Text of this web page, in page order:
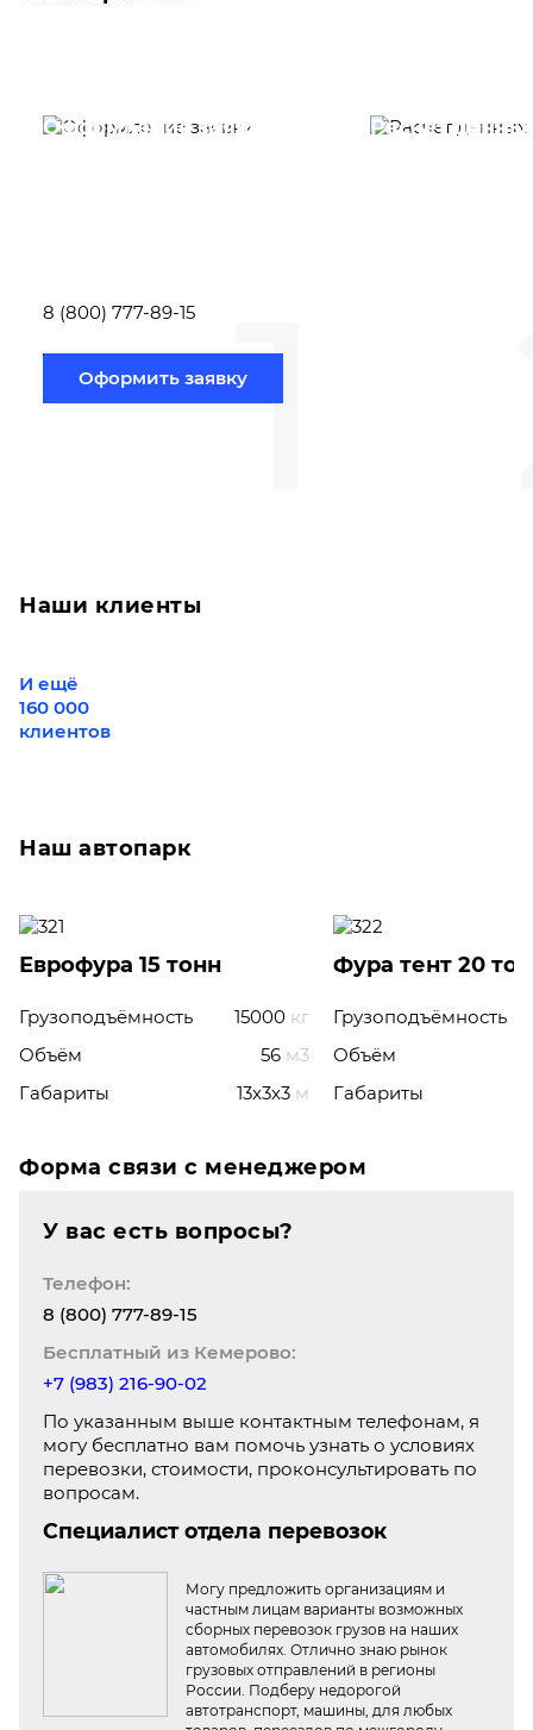
1
Оформление заявки
8 (800) 777-89-15
Оформить заявку
Расчет
Наши клиенты
И ещё
160 000
клиентов
Наш автопарк
Еврофура 15 тонн
Грузоподъёмность 15000 кг
Объём
56 м3
Габариты
13x3x3 м
Фура тент 20
Грузоподъёмность
Объём
Габариты
Форма связи с менеджером
У вас есть вопросы?
Телефон:
8 (800) 777-89-15
Бесплатный из Кемерово:
+7 (983) 216-90-02
По указанным выше контактным телефонам, я
могу бесплатно вам помочь узнать о условиях
перевозки, стоимости, проконсультировать по
вопросам.
Специалист отдела перевозок
Могу предложить организациям и
частным лицам варианты возможных
сборных перевозок грузов на наших
автомобилях. Отлично знаю рынок
грузовых отправлений в регионы
России. Подберу недорогой
автотранспорт, машины, для любых